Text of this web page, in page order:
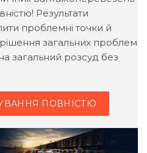
Результати
проблемні точки й
загальних проблем
загальний розсуд без
ПОВНІСТЮ